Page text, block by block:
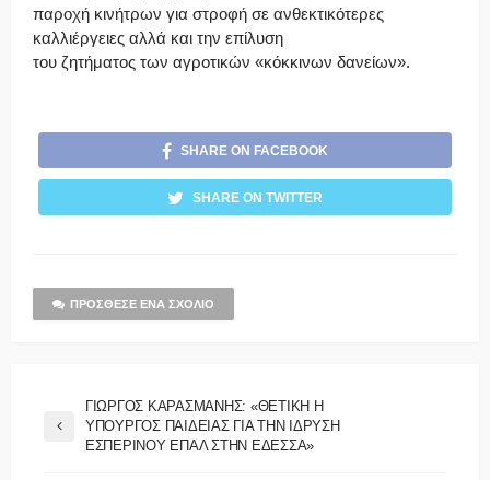
παροχή κινήτρων για στροφή σε ανθεκτικότερες
καλλιέργειες αλλά και την επίλυση
του ζητήματος των αγροτικών «κόκκινων δανείων».
SHARE ON FACEBOOK
SHARE ON TWITTER
ΠΡΌΣΘΕΣΕ ΈΝΑ ΣΧΌΛΙΟ
ΓΙΩΡΓΟΣ ΚΑΡΑΣΜΑΝΗΣ: «ΘΕΤΙΚΗ Η
ΥΠΟΥΡΓΟΣ ΠΑΙΔΕΙΑΣ ΓΙΑ ΤΗΝ ΙΔΡΥΣΗ
ΕΣΠΕΡΙΝΟΥ ΕΠΑΛ ΣΤΗΝ ΕΔΕΣΣΑ»